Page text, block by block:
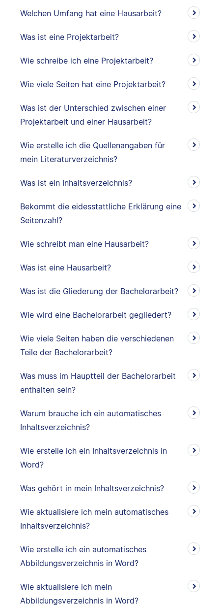
Welchen Umfang hat eine Hausarbeit?
Was ist eine Projektarbeit?
Wie schreibe ich eine Projektarbeit?
Wie viele Seiten hat eine Projektarbeit?
Was ist der Unterschied zwischen einer
Projektarbeit und einer Hausarbeit?
Wie erstelle ich die Quellenangaben für
mein Literaturverzeichnis?
Was ist ein Inhaltsverzeichnis?
Bekommt die eidesstattliche Erklärung eine
Seitenzahl?
Wie schreibt man eine Hausarbeit?
Was ist eine Hausarbeit?
Was ist die Gliederung der Bachelorarbeit?
Wie wird eine Bachelorarbeit gegliedert?
Wie viele Seiten haben die verschiedenen
Teile der Bachelorarbeit?
Was muss im Hauptteil der Bachelorarbeit
enthalten sein?
Warum brauche ich ein automatisches
Inhaltsverzeichnis?
Wie erstelle ich ein Inhaltsverzeichnis in
Word?
Was gehört in mein Inhaltsverzeichnis?
Wie aktualisiere ich mein automatisches
Inhaltsverzeichnis?
Wie erstelle ich ein automatisches
Abbildungsverzeichnis in Word?
Wie aktualisiere ich mein
Abbildungsverzeichnis in Word?